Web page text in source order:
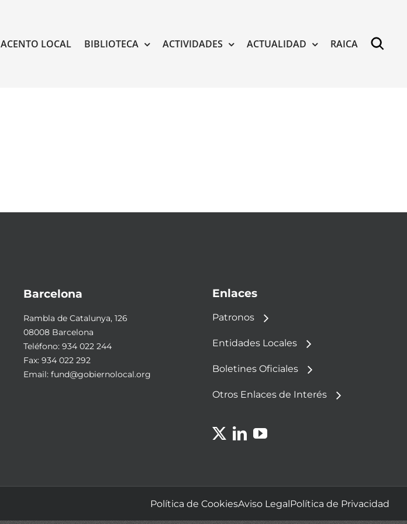
ACENTO LOCAL BIBLIOTECA ACTIVIDADES ACTUALIDAD RAICA
Barcelona
Rambla de Catalunya, 126
08008 Barcelona
Teléfono: 934 022 244
Fax: 934 022 292
Email: fund@gobiernolocal.org
Enlaces
Patronos
Entidades Locales
Boletines Oficiales
Otros Enlaces de Interés
Política de CookiesAviso LegalPolítica de Privacidad